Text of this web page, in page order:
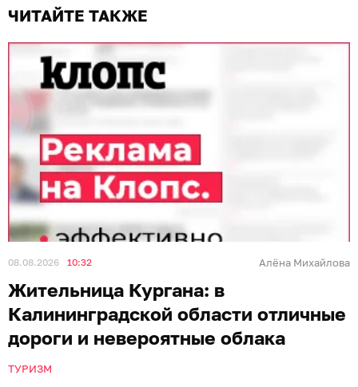
ЧИТАЙТЕ ТАКЖЕ
08.08.2026 10:32 Алёна Михайлова
Жительница Кургана: в
Калининградской области отличные
дороги и невероятные облака
ТУРИЗМ